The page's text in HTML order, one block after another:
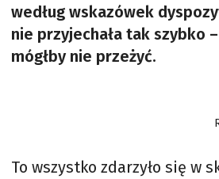
według wskazówek
nie przyjechała tak szybko
mógłby nie przeżyć.
To wszystko zdarzyło się w